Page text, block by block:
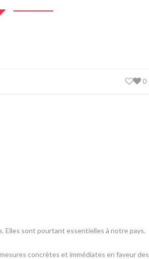
0
Elles sont pourtant essentielles à notre pays.
concrètes et immédiates en faveur des